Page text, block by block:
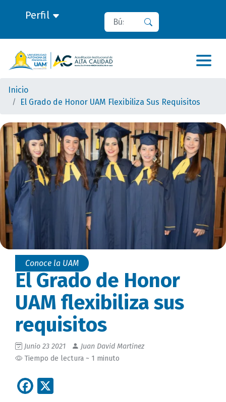
Perfil Buscar
Inicio
El Grado de Honor UAM Flexibiliza Sus Requisitos
Conoce la UAM
El Grado de Honor
UAM flexibiliza sus
requisitos
Junio 23 2021
Juan David Martinez
Tiempo de lectura ~ 1 minuto
Facebook